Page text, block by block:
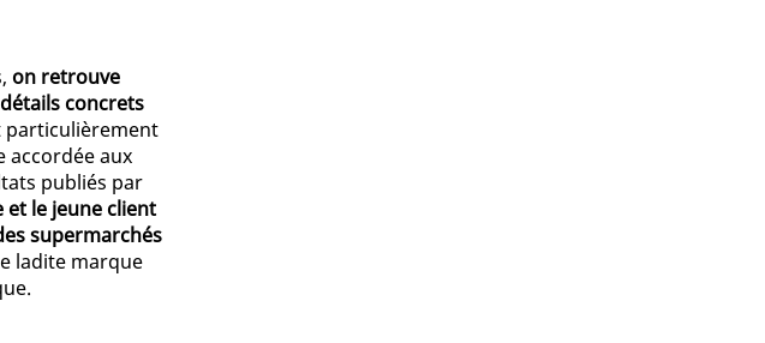
on retrouve
concrets
particulièrement
accordée aux
publiés par
le jeune client
supermarchés
ladite marque